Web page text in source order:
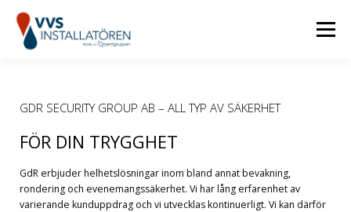
Menu
KONTAKT
GDR SECURITY GROUP AB – ​ALL TYP AV SÄKERHET
FÖR DIN TRYGGHET
GdR erbjuder helhetslösningar inom bland annat bevakning,
rondering och evenemangssäkerhet. Vi har lång erfarenhet av
varierande kunduppdrag och vi utvecklas kontinuerligt. Vi kan därför